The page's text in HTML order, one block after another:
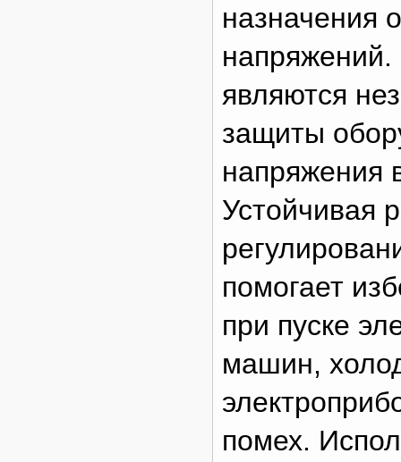
назначения
напряжений.
являются
защиты
напряжения
Устойчивая
помогает
при пуске
машин,
помех.